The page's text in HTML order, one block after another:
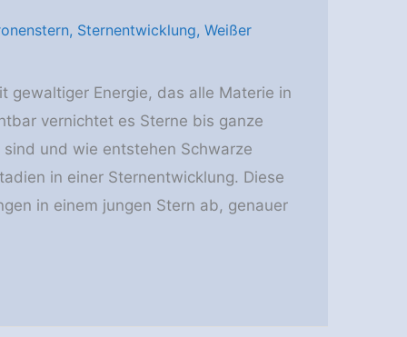
, Sternentwicklung, Weißer
gewaltiger Energie, das alle Materie in
vernichtet es Sterne bis ganze
und wie entstehen Schwarze
in einer Sternentwicklung. Diese
in einem jungen Stern ab, genauer